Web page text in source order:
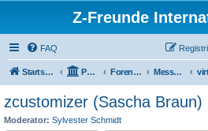
Z-Freunde
FAQ
Startseite Portal Foren-Übersicht Messen / Ausstellungen / Events
zcustomizer (Sascha Braun)
Moderator: Sylvester Schmidt